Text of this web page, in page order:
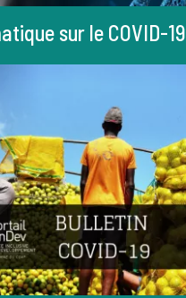
sur le COVID-19